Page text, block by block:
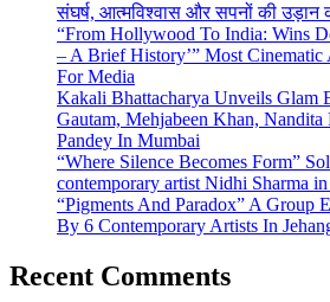
संघर्ष, आत्मविश्वास और सपनों की उड़ान
“From Hollywood To India: Wins
– A Brief History’” Most Cinematic
For Media
Kakali Bhattacharya Unveils Glam
Gautam, Mehjabeen Khan,
Pandey In Mumbai
“Where Silence Becomes Form”
contemporary artist Nidhi Sharma
“Pigments And Paradox” A Group
By 6 Contemporary Artists In
Recent Comments